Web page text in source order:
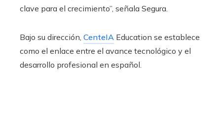
clave para el crecimiento”, señala Segura.
Bajo su dirección, CenteIA Education se establece
como el enlace entre el avance tecnológico y el
desarrollo profesional en español.